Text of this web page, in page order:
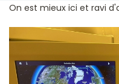
On est mieux ici et ravi